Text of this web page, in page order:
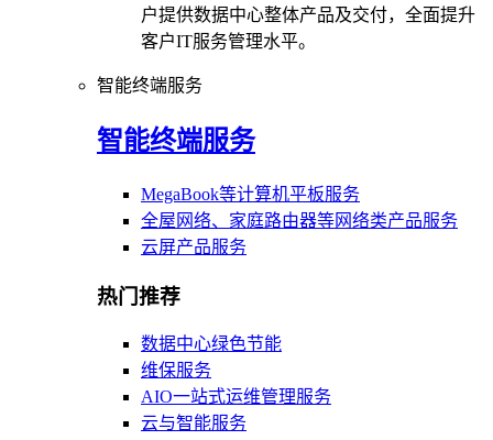
户提供数据中心整体产品及交付，全面提升
客户IT服务管理水平。
智能终端服务
智能终端服务
MegaBook等计算机平板服务
全屋网络、家庭路由器等网络类产品服务
云屏产品服务
热门推荐
数据中心绿色节能
维保服务
AIO一站式运维管理服务
云与智能服务